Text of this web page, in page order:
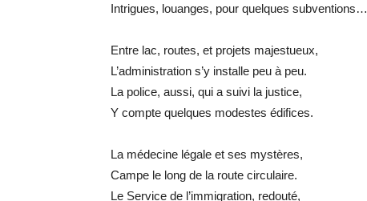
Intrigues, louanges, pour quelques subventions…
Entre lac, routes, et projets majestueux,
L’administration s’y installe peu à peu.
La police, aussi, qui a suivi la justice,
Y compte quelques modestes édifices.
La médecine légale et ses mystères,
Campe le long de la route circulaire.
Le Service de l’immigration, redouté,